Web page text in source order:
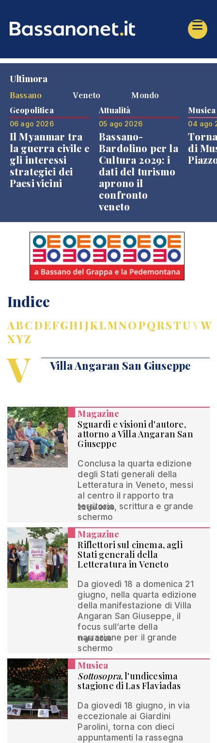
Ultimora
Bassano
Veneto Mondo
Geopolitica
06 ago 2026
Il Myanmar tra
la guerra civile e
gli interessi
strategici dei
Paesi vicini
Attualità
05 ago 2026
Bassano-
Bardolino per la
Cultura 2029: i
dati del turismo
aprono il
confronto
veneto
Musica
04 ago
di
Indice
ABCDEFGHIJKLMNOPQRSTUVW
XYZ
V Villa Angaran San Giuseppe
Magazine
Sguardi e visioni d'autore,
attorno a Villa Angaran San
Giuseppe
Conclusa la quarta edizione
degli Stati generali della
Letteratura in Veneto, messi
al centro il rapporto tra
territorio, scrittura e grande
schermo
22 giu 2026
Magazine
Riflettori sul cinema, agli
Stati generali della
Letteratura in Veneto
Da giovedì 18 a domenica 21
giugno, nella quarta edizione
della manifestazione di Villa
Angaran San Giuseppe, il
focus sull’arte della
narrazione per il grande
schermo
11 giu 2026
Musica
Sottosopra, l'undicesima
stagione di Las Flaviadas
Da giovedì 18 giugno, in via
eccezionale ai Giardini
Parolini, torna con dieci
appuntamenti la rassegna